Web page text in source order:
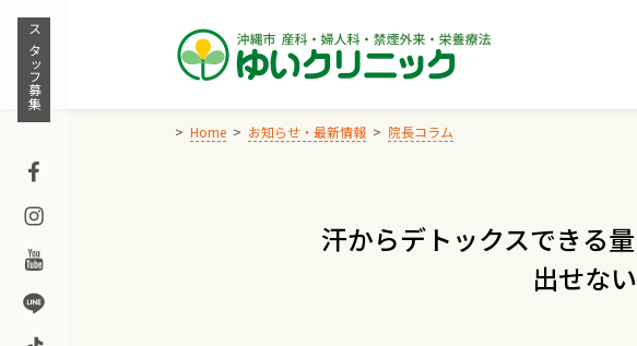
Skip
content
スタッフ募集
Facebook
Instagram
Youtube
Line
Home お知らせ・最新情報 院長コラム
汗からデトックスできる
出せな